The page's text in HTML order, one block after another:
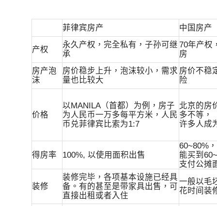
菲律宾房产 中国房产
产权
永久产权，完全私有，子孙可继
承
70年产权
房
房产泡
沫
房价稳步上升，泡沫较小，需求
量也比较大
房价不稳
险
价格
以MANILA（首都）为例，房子
为人民币一万多每平方米，人民
币兑菲律宾比索为1:7
北京的房
多不等，
许多人成
得房率 100%, 以使用面积出售
60~80%
能买到
支付公摊
装修
装修完毕，各项基本设施已经具
备。有的甚至是带家具出售，可
直接出租或者入住
一般以毛
花时间装